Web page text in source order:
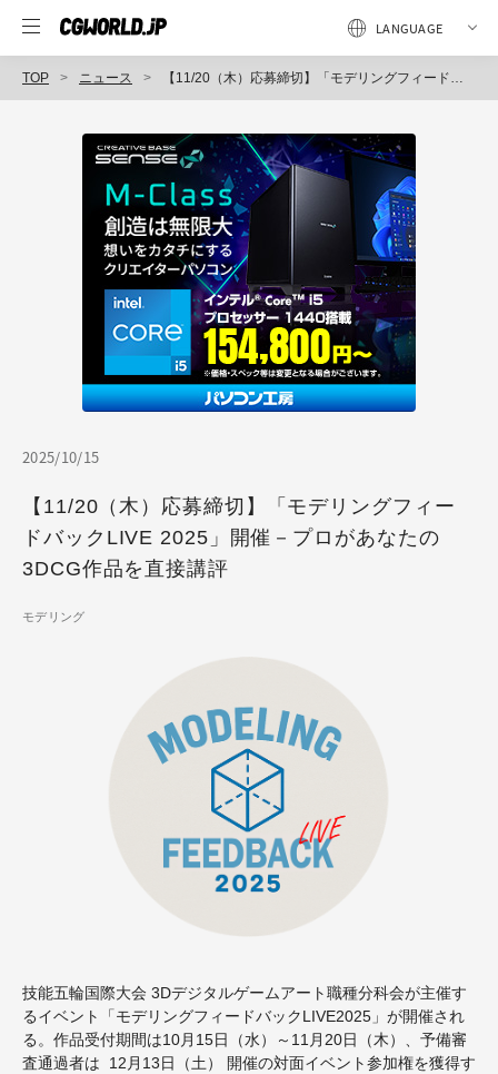
TOP ニュース 【11/20（木）応募締切】「モデリングフィードバックLIVE 2025」開催－プロがあなたの3DCG作品を直接講評
2025/10/15
【11/20（木）応募締切】「モデリングフィー
ドバックLIVE 2025」開催－プロがあなたの
3DCG作品を直接講評
モデリング
技能五輪国際大会 3Dデジタルゲームアート職種分科会が主催す
るイベント「モデリングフィードバックLIVE2025」が開催され
る。作品受付期間は10月15日（水）～11月20日（木）、予備審
査通過者は 12月13日（土） 開催の対面イベント参加権を獲得す